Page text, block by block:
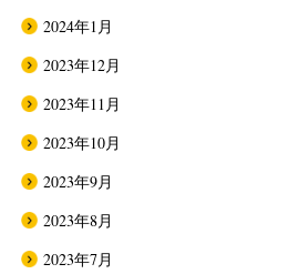
2024年1月
2023年12月
2023年11月
2023年10月
2023年9月
2023年8月
2023年7月